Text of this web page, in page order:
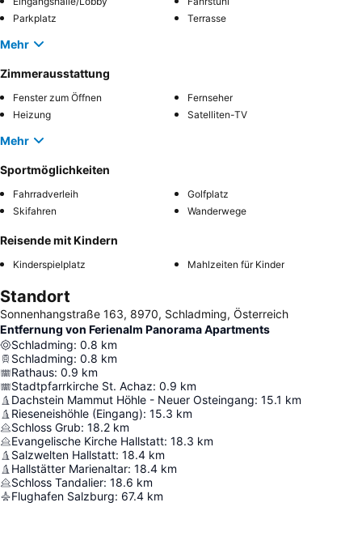
Parkplatz
Terrasse
Mehr
Zimmerausstattung
Fenster zum Öffnen
Fernseher
Heizung
Satelliten-TV
Mehr
Sportmöglichkeiten
Fahrradverleih
Golfplatz
Skifahren
Wanderwege
Reisende mit Kindern
Kinderspielplatz Mahlzeiten für Kinder
Standort
Sonnenhangstraße 163, 8970, Schladming, Österreich
Entfernung von Ferienalm Panorama Apartments
Schladming: 0.8 km
Schladming: 0.8 km
Rathaus: 0.9 km
Stadtpfarrkirche St. Achaz: 0.9 km
Dachstein Mammut Höhle - Neuer Osteingang: 15.1 km
Rieseneishöhle (Eingang): 15.3 km
Schloss Grub: 18.2 km
Evangelische Kirche Hallstatt: 18.3 km
Salzwelten Hallstatt: 18.4 km
Hallstätter Marienaltar: 18.4 km
Schloss Tandalier: 18.6 km
Flughafen Salzburg: 67.4 km